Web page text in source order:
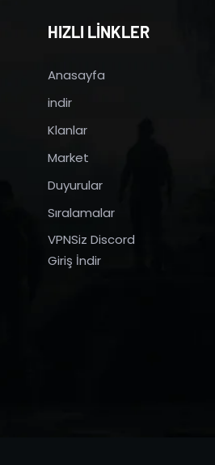
HIZLI LİNKLER
Anasayfa
indir
Klanlar
Market
Duyurular
Sıralamalar
VPNSiz Discord
Giriş İndir